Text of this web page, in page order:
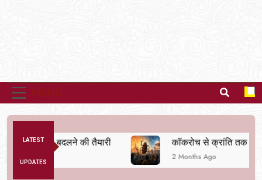
LATEST
UPDATES
व्यवस्था बदलने की तैयारी कॉकरोच से क्रांति तक
2 Months Ago